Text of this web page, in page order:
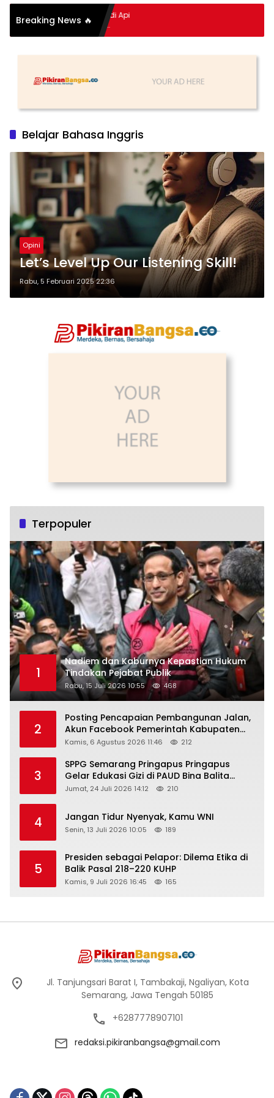
Breaking News 🔥
Hidup Meledak Jadi Api
Tragedi Menteng-
Maling Ayam di Bali
Belajar Bahasa Inggris
Opini
Let’s Level Up Our Listening Skill!
Rabu, 5 Februari 2025 22:36
Terpopuler
1
Nadiem dan Kaburnya Kepastian Hukum
Tindakan Pejabat Publik
Rabu, 15 Juli 2026 10:55 468
2
Posting Pencapaian Pembangunan Jalan,
Akun Facebook Pemerintah Kabupaten
Rembang “Dirujak” Warganet
Kamis, 6 Agustus 2026 11:46 212
3
SPPG Semarang Pringapus Pringapus
Gelar Edukasi Gizi di PAUD Bina Balita
Peringati Hari Anak Nasional 2026
Jumat, 24 Juli 2026 14:12 210
4 Jangan Tidur Nyenyak, Kamu WNI
Senin, 13 Juli 2026 10:05 189
5
Presiden sebagai Pelapor: Dilema Etika di
Balik Pasal 218–220 KUHP
Kamis, 9 Juli 2026 16:45 165
Jl. Tanjungsari Barat I, Tambakaji, Ngaliyan, Kota
Semarang, Jawa Tengah 50185
+6287778907101
redaksi.pikiranbangsa@gmail.com